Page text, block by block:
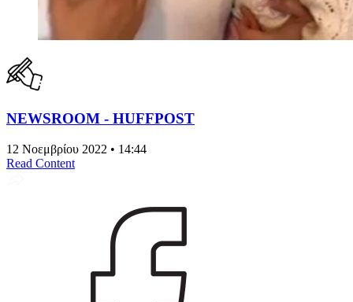
NEWSROOM - HUFFPOST
12 Νοεμβρίου 2022 • 14:44
Read Content